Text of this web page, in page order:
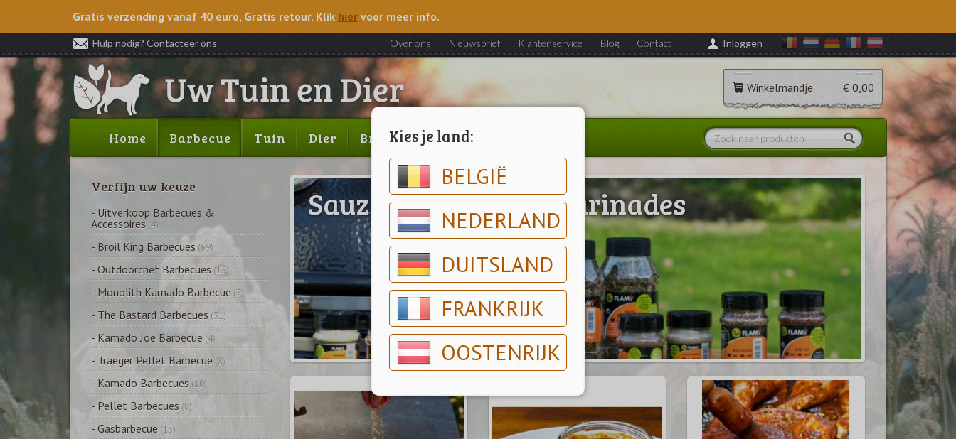
Kies je land:
BELGIË
NEDERLAND
DUITSLAND
FRANKRIJK
OOSTENRIJK
Gratis verzending vanaf 40 euro, Gratis retour. Klik hier voor meer info.
Hulp nodig? Contacteer ons Over ons Nieuwsbrief Klantenservice Blog Contact Inloggen
Winkelmandje € 0,00
Home Barbecue Tuin Dier Brood & gebak
Sauzen, Kruiden & Marinades
Verfijn uw keuze
- Uitverkoop Barbecues &
Accessoires (4)
- Broil King Barbecues (69)
- Outdoorchef Barbecues (15)
- Monolith Kamado Barbecue (7)
- The Bastard Barbecues (31)
- Kamado Joe Barbecue (4)
- Traeger Pellet Barbecue (8)
- Kamado Barbecues (10)
- Pellet Barbecues (8)
- Gasbarbecue (13)